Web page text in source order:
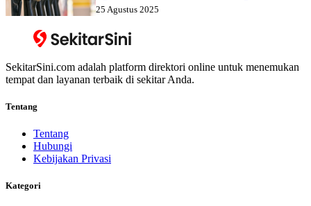
25 Agustus 2025
SekitarSini.com adalah platform direktori online untuk menemukan
tempat dan layanan terbaik di sekitar Anda.
Tentang
Tentang
Hubungi
Kebijakan Privasi
Kategori